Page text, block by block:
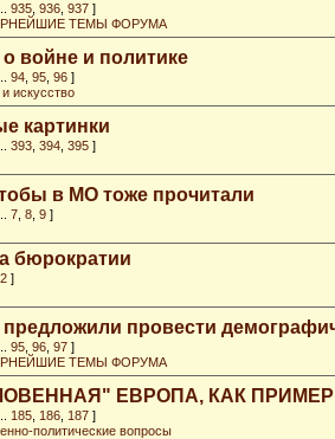
935 936 937 ]
ТЕМЫ ФОРУМА
войне и политике
94 95 96 ]
и искусство
картинки
393 394 395 ]
в МО тоже прочитали
7 8 9 ]
бюрократии
2 ]
предложили провести
95 96 97 ]
ТЕМЫ ФОРУМА
ЕВРОПА, КАК
185 186 187 ]
политические вопросы